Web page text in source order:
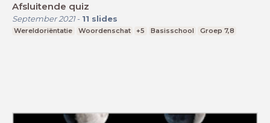
Afsluitende quiz
September 2021- 11 slides
Wereldoriëntatie Woordenschat +5 Basisschool Groep 7,8